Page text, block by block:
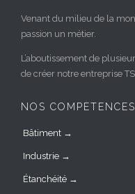
Venant du milieu de la
passion un métier.
L’aboutissement de
de créer notre entreprise
NOS COMPÉTENCES
Bâtiment →
Industrie →
Étanchéité →